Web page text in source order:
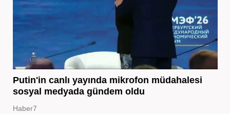
Putin'in canlı yayında mikrofon müdahalesi
sosyal medyada gündem oldu
Haber7